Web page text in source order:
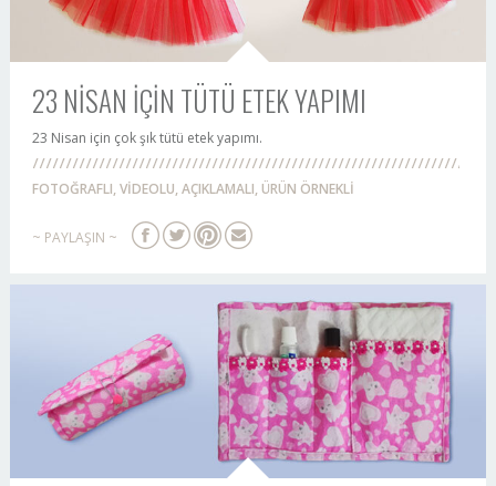
23 NİSAN İÇİN TÜTÜ ETEK YAPIMI
23 Nisan için çok şık tütü etek yapımı.
FOTOĞRAFLI, VİDEOLU, AÇIKLAMALI, ÜRÜN ÖRNEKLİ
~ PAYLAŞIN ~